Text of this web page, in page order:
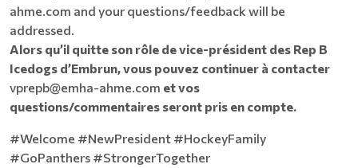
ahme.com and your questions/feedback will be
addressed.
Alors qu’il quitte son rôle de vice-président des Rep B
Icedogs d’Embrun, vous pouvez continuer à contacter
vprepb@emha-ahme.com et vos
questions/commentaires seront pris en compte.
#Welcome #NewPresident #HockeyFamily
#GoPanthers #StrongerTogether